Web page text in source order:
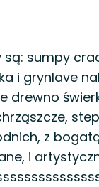
sumpy
i grynlave
drewno
z
i